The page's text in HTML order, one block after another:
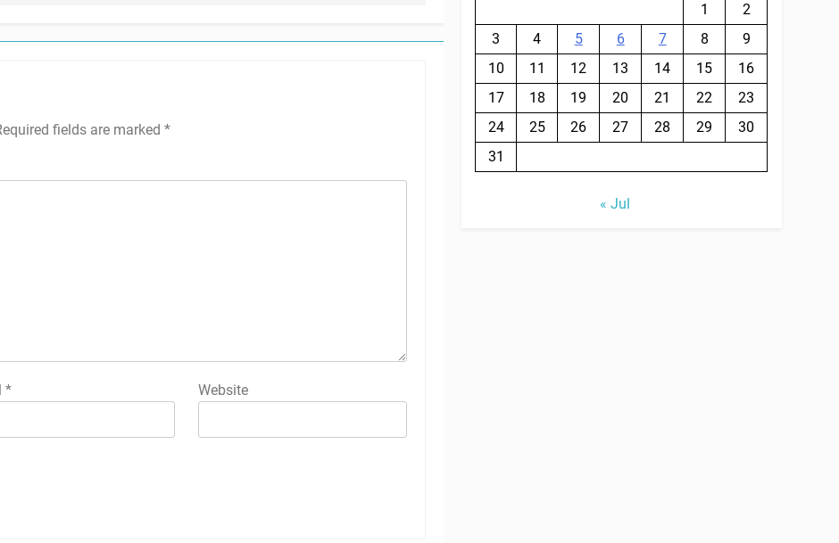
fields are marked *
* Website
1
2
3
4 5 6 7 8
9
10
11 12 13 14 15
16
17
18 19 20 21 22
23
24
25 26 27 28 29
30
31
« Jul